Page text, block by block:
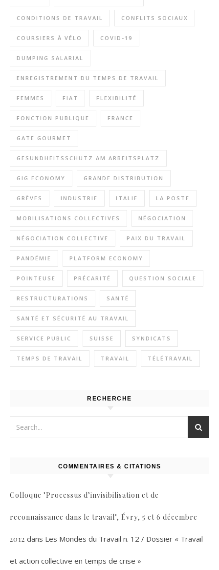
CONDITIONS DE TRAVAIL CONFLITS SOCIAUX
COURSIERS À VÉLO COVID-19
DUMPING SALARIAL
ENREGISTREMENT DU TEMPS DE TRAVAIL
FEMMES FIAT FLEXIBILITÉ
FONCTION PUBLIQUE FRANCE
GATE GOURMET
GESUNDHEITSSCHUTZ AM ARBEITSPLATZ
GIG ECONOMY GRANDE DISTRIBUTION
GRÈVES INDUSTRIE ITALIE LA POSTE
MOBILISATIONS COLLECTIVES NÉGOCIATION
NÉGOCIATION COLLECTIVE PAIX DU TRAVAIL
PANDÉMIE PLATFORM ECONOMY
POINTEUSE PRÉCARITÉ QUESTION SOCIALE
RESTRUCTURATIONS SANTÉ
SANTÉ ET SÉCURITÉ AU TRAVAIL
SERVICE PUBLIC SUISSE SYNDICATS
TEMPS DE TRAVAIL TRAVAIL TÉLÉTRAVAIL
RECHERCHE
COMMENTAIRES & CITATIONS
Colloque "Processus d’invisibilisation et de
reconnaissance dans le travail", Évry, 5 et 6 décembre
2012 dans Les Mondes du Travail n. 12 / Dossier « Travail
et action collective en temps de crise »